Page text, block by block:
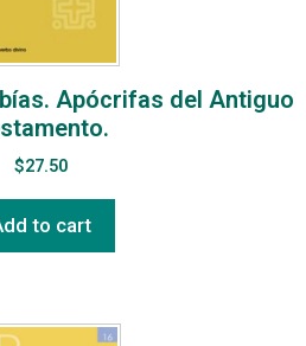
Apócrifas del Antiguo
$27.50
to cart